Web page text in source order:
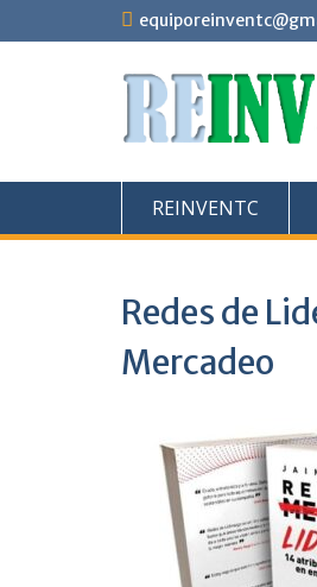
al
REINVENTC
Redes de
Mercadeo